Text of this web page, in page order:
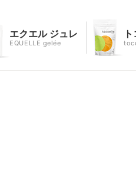
エクエル ジュレ
EQUELLE gelée